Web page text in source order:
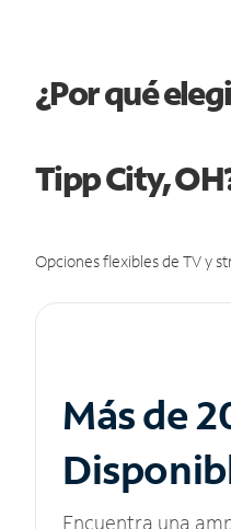
¿Por qué
Tipp City,
Opciones flexibles de TV y
Más de
Encuentra una